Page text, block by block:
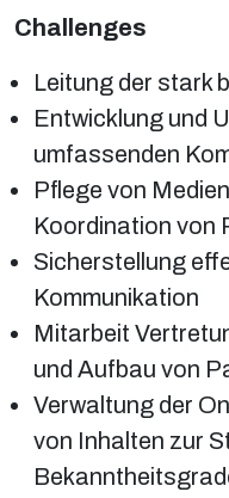
Challenges
Leitung der stark
Entwicklung und
umfassenden
Pflege von
Koordination von
Sicherstellung
Kommunikation
Mitarbeit
und Aufbau von
Verwaltung der
von Inhalten zur